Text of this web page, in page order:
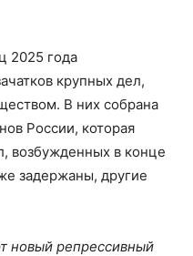
2025 года
крупных дел,
В них собрана
России, которая
возбужденных в конце
задержаны, другие
новый репрессивный